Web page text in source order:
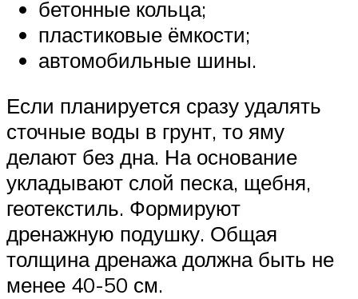
бетонные кольца;
пластиковые ёмкости;
автомобильные шины.
Если планируется сразу удалять
сточные воды в грунт, то яму
делают без дна. На основание
укладывают слой песка, щебня,
геотекстиль. Формируют
дренажную подушку. Общая
толщина дренажа должна быть не
менее 40-50 см.